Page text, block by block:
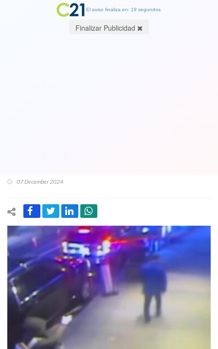
07 December 2024
El aviso finaliza en: 18 segundos.
Finalizar Publicidad